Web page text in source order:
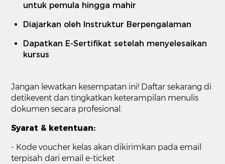
untuk pemula hingga mahir
Diajarkan oleh Instruktur Berpengalaman
Dapatkan E-Sertifikat setelah menyelesaikan
kursus
Jangan lewatkan kesempatan ini! Daftar sekarang di
detikevent dan tingkatkan keterampilan menulis
dokumen secara profesional.
Syarat & ketentuan:
- Kode voucher kelas akan dikirimkan pada email
terpisah dari email e-ticket